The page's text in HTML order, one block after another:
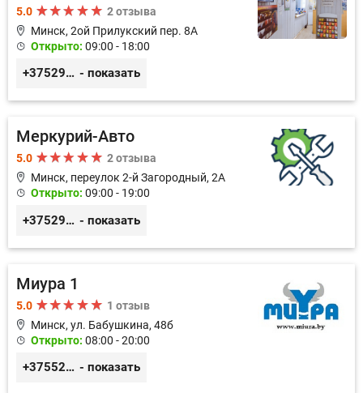
5.0
2 отзыва
Минск, 2ой Прилукский пер. 8А
Открыто: 09:00 - 18:00
+375293366992 - показать
Меркурий-Авто
5.0
2 отзыва
Минск, переулок 2-й Загородный, 2А
Открыто: 09:00 - 19:00
+375291151118 - показать
Миура 1
5.0
1 отзыв
Минск, ул. Бабушкина, 48б
Открыто: 08:00 - 20:00
+3755296691111 - показать